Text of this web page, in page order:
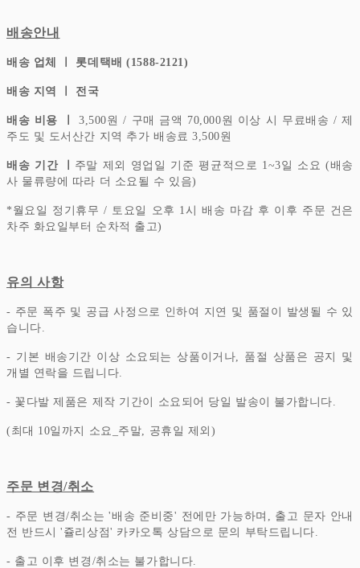
배송안내
배송 업체 ㅣ 롯데택배 (1588-2121)
배송 지역 ㅣ 전국
배송 비용 ㅣ3,500원 / 구매 금액 70,000원 이상 시 무료배송 / 제
주도 및 도서산간 지역 추가 배송료 3,500원
배송 기간 ㅣ 주말 제외 영업일 기준 평균적으로 1~3일 소요 (배송
사 물류량에 따라 더 소요될 수 있음)
* 월요일 정기휴무 / 토요일 오후 1시 배송 마감 후 이후 주문 건은
차주 화요일부터 순차적 출고)
유의 사항
- 주문 폭주 및 공급 사정으로 인하여 지연 및 품절이 발생될 수 있
습니다.
- 기본 배송기간 이상 소요되는 상품이거나, 품절 상품은 공지 및
개별 연락을 드립니다.
- 꽃다발 제품은 제작 기간이 소요되어 당일 발송이 불가합니다.
(최대 10일까지 소요_주말, 공휴일 제외)
주문 변경/취소
- 주문 변경/취소는 '배송 준비중' 전에만 가능하며, 출고 문자 안내
전 반드시 '쥴리상점' 카카오톡 상담으로 문의 부탁드립니다.
- 출고 이후 변경/취소는 불가합니다.